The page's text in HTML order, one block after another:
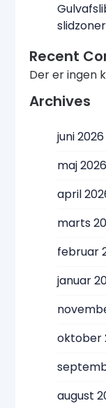
Recent
Der er ingen
Archives
juni 2026
maj 2026
april
marts
februar
januar
oktober
august